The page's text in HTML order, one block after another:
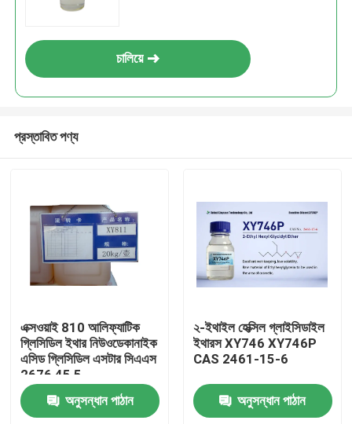
চালিয়ে
প্রস্তাবিত পণ্য
এক্সওয়াই 810 আলিফ্যাটিক
গ্লিসিডিল ইথার নিউওডেকানাইক
এসিড গ্লিসিডিল এসটার সিএএস
2676 45 5
অনুসন্ধান পাঠান
২-ইথাইল হেক্সিল গ্লাইসিডাইল
ইথারস XY746 XY746P
CAS 2461-15-6
অনুসন্ধান পাঠান